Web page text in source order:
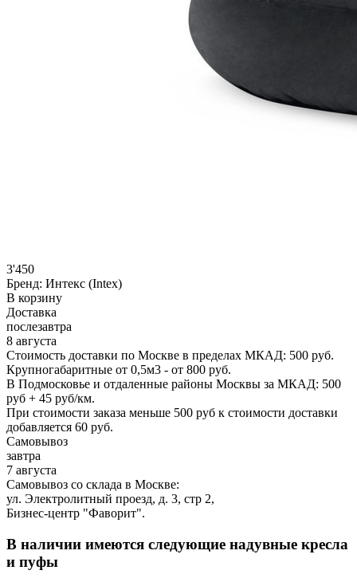
3'450
Бренд: Интекс (Intex)
В корзину
Доставка
послезавтра
8 августа
Стоимость доставки по Москве в пределах МКАД: 500 руб.
Крупногабаритные от 0,5м3 - от 800 руб.
В Подмосковье и отдаленные районы Москвы за МКАД: 500
руб + 45 руб/км.
При стоимости заказа меньше 500 руб к стоимости доставки
добавляется 60 руб.
Самовывоз
завтра
7 августа
Самовывоз со склада в Москве:
ул. Электролитный проезд, д. 3, стр 2,
Бизнес-центр "Фаворит".
В наличии имеются следующие надувные кресла
и пуфы